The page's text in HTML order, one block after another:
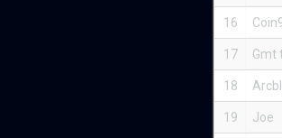
16
17 Gmt
18
19 Joe